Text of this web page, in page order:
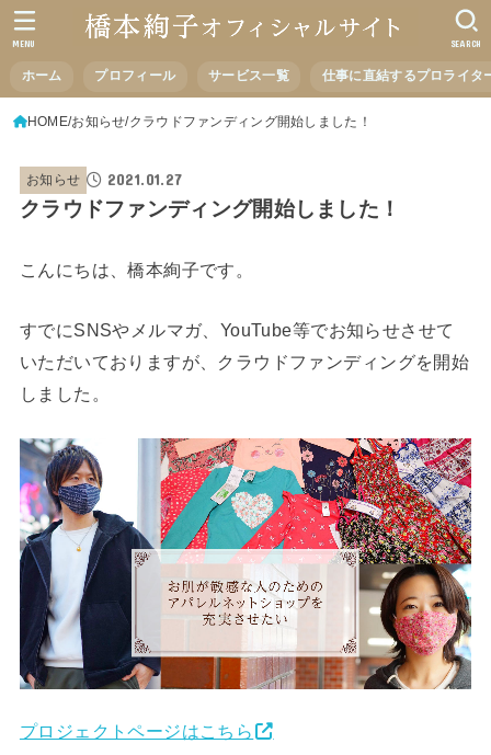
ホーム プロフィール サービス一覧 仕事に直結するプロライタ
SEARCH
MENU
HOME お知らせ クラウドファンディング開始しました！
お知らせ 2021.01.27
クラウドファンディング開始しました！
こんにちは、橋本絢子です。
すでにSNSやメルマガ、YouTube等でお知らせさせて
いただいておりますが、クラウドファンディングを開始
しました。
プロジェクトページはこちら